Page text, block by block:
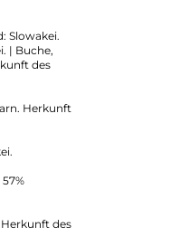
Slowakei.
| Buche,
des
Herkunft
des